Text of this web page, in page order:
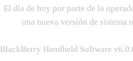
El día de hoy por parte de la
una nueva versión de
BlackBerry Handheld Software